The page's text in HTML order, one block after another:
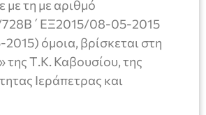
τη με αριθμό
08-05-2015
όμοια, βρίσκεται στη
Τ.Κ. Καβουσίου, της
Ιεράπετρας και